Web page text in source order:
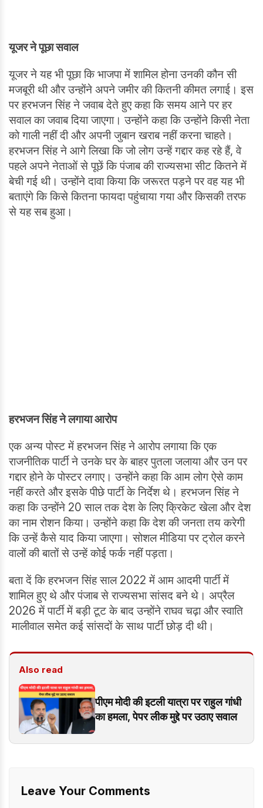
यूजर ने पूछा सवाल
यूजर ने यह भी पूछा कि भाजपा में शामिल होना उनकी कौन सी
मजबूरी थी और उन्होंने अपने जमीर की कितनी कीमत लगाई। इस
पर हरभजन सिंह ने जवाब देते हुए कहा कि समय आने पर हर
सवाल का जवाब दिया जाएगा। उन्होंने कहा कि उन्होंने किसी नेता
को गाली नहीं दी और अपनी जुबान खराब नहीं करना चाहते।
हरभजन सिंह ने आगे लिखा कि जो लोग उन्हें गद्दार कह रहे हैं, वे
पहले अपने नेताओं से पूछें कि पंजाब की राज्यसभा सीट कितने में
बेची गई थी। उन्होंने दावा किया कि जरूरत पड़ने पर वह यह भी
बताएंगे कि किसे कितना फायदा पहुंचाया गया और किसकी तरफ
से यह सब हुआ।
हरभजन सिंह ने लगाया आरोप
एक अन्य पोस्ट में हरभजन सिंह ने आरोप लगाया कि एक
राजनीतिक पार्टी ने उनके घर के बाहर पुतला जलाया और उन पर
गद्दार होने के पोस्टर लगाए। उन्होंने कहा कि आम लोग ऐसे काम
नहीं करते और इसके पीछे पार्टी के निर्देश थे। हरभजन सिंह ने
कहा कि उन्होंने 20 साल तक देश के लिए क्रिकेट खेला और देश
का नाम रोशन किया। उन्होंने कहा कि देश की जनता तय करेगी
कि उन्हें कैसे याद किया जाएगा। सोशल मीडिया पर ट्रोल करने
वालों की बातों से उन्हें कोई फर्क नहीं पड़ता।
बता दें कि हरभजन सिंह साल 2022 में आम आदमी पार्टी में
शामिल हुए थे और पंजाब से राज्यसभा सांसद बने थे। अप्रैल
2026 में पार्टी में बड़ी टूट के बाद उन्होंने राघव चढ़ा और स्वाति
मालीवाल समेत कई सांसदों के साथ पार्टी छोड़ दी थी।
Also read
पीएम मोदी की इटली यात्रा पर राहुल गांधी
का हमला, पेपर लीक मुद्दे पर उठाए सवाल
Leave Your Comments